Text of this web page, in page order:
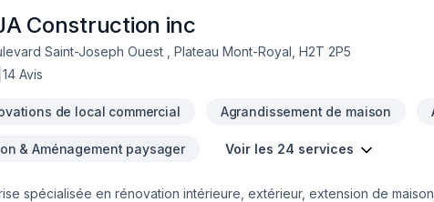
Construction inc
Saint-Joseph Ouest , Plateau Mont-Royal, H2T 2P5
14 Avis
de local commercial Agrandissement de maison
& Aménagement paysager Voir les 24 services
spécialisée en rénovation intérieure, extérieur, extension de